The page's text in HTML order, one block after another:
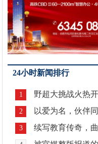
24小时新闻排行
1 野超大挑战火热
2 以爱为名，伙伴
3 续写教育传奇，